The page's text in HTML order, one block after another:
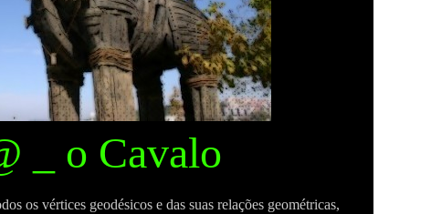
_ o Cavalo
os vértices geodésicos e das suas relações geométricas,